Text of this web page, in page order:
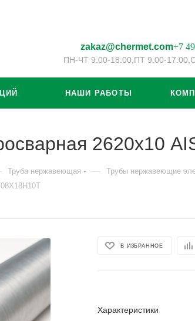
zakaz@chermet.com+7
ПН-ЧТ 9:00-18:00, ПТ 9:00-17:00,
НАШИ РАБОТЫ
2620х10
Труба нержавеющая — Трубы нержавеющие
В ИЗБРАННОЕ
Характеристики